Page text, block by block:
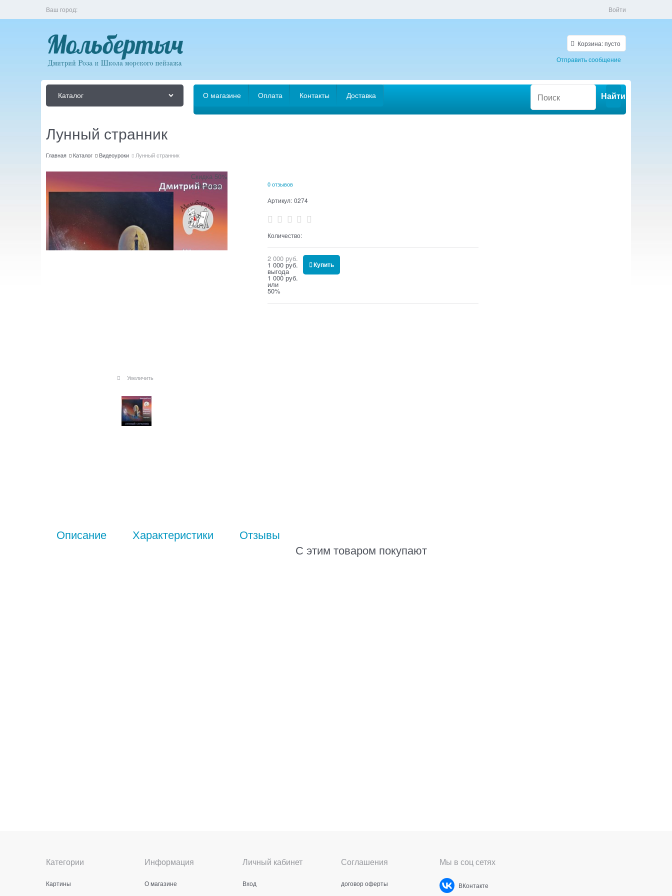
Ваш город: Войти
Корзина:пусто
Отправить сообщение
Каталог О магазине Оплата Контакты Доставка Найти
Лунный странник
Главная Каталог Видеоуроки Лунный странник
Скидка 50%
Новинка
Увеличить
0 отзывов
Артикул: 0274
Количество:
2 000 руб.
1 000 руб.
выгода
1 000 руб.
или
50%
Купить
Описание Характеристики
Отзывы
С этим товаром покупают
Категории
Картины
Информация
О магазине
Личный кабинет
Вход
Соглашения
договор оферты
Мы в соц сетях
ВКонтакте